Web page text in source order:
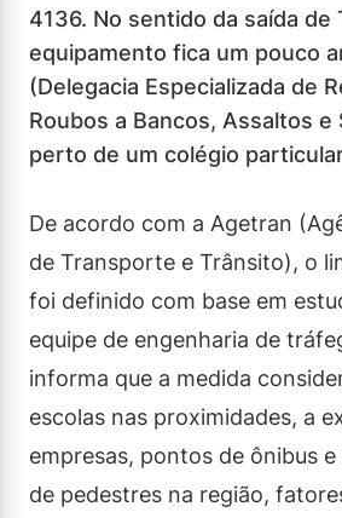
4136. No sentido da saída de
equipamento fica um pouco
(Delegacia Especializada de
Roubos a Bancos, Assaltos
perto de um colégio
De acordo com a Agetran
de Transporte e Trânsito), o
foi definido com base em
equipe de engenharia de
informa que a medida
escolas nas proximidades, a
empresas, pontos de ônibus
de pedestres na região,